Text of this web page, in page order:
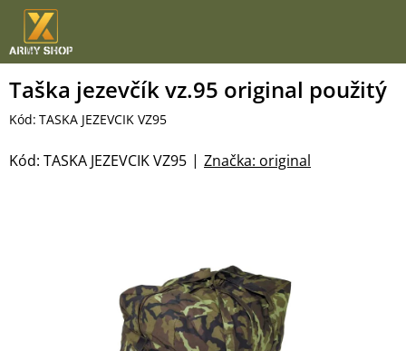
Přejít
obsah
Taška jezevčík vz.95 original použitý
Kód: TASKA JEZEVCIK VZ95
Značka: original
Kód: TASKA JEZEVCIK VZ95